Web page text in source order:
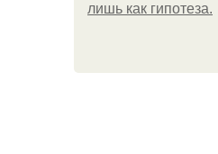
лишь как гипотеза.